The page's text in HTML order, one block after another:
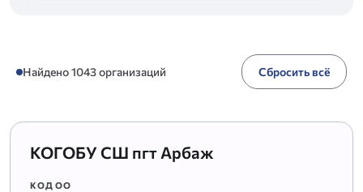
Найдено 1043 организаций Сбросить всё
КОГОБУ СШ пгт Арбаж
КОД ОО